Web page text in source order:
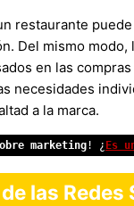
restaurante
Del mismo
en las
necesidades
a la marca.
marketing ! ¿ Es
de las